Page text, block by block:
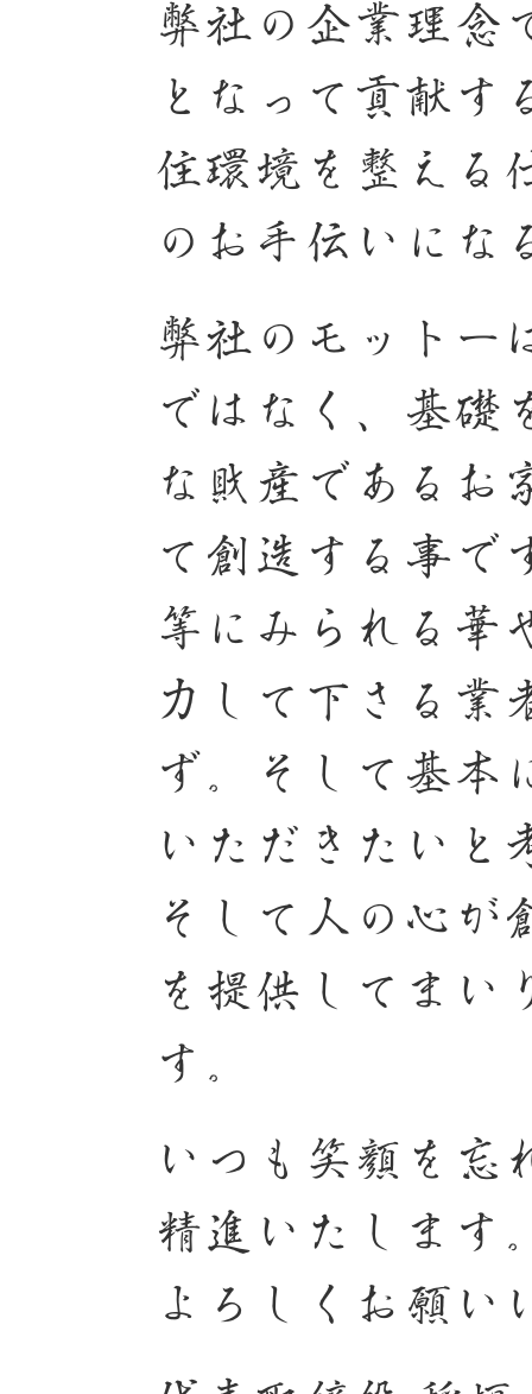
弊社の企業理念
となって貢献す
住環境を整える
のお手伝いにな
弊社のモットー
ではなく、基礎
な財産であるお
て創造する事で
等にみられる華
力して下さる業
ず。そして基本
いただきたいと
そして人の心が
を提供してまい
す。
いつも笑顔を忘
精進いたします
よろしくお願い